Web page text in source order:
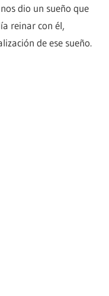
dio un sueño que
reinar con él,
de ese sueño.